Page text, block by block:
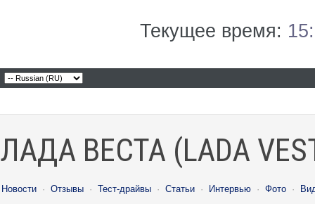
Текущее время:
ЛАДА ВЕСТА (LADA
Новости · Отзывы · Тест-драйвы · Статьи · Интервью · Фото ·